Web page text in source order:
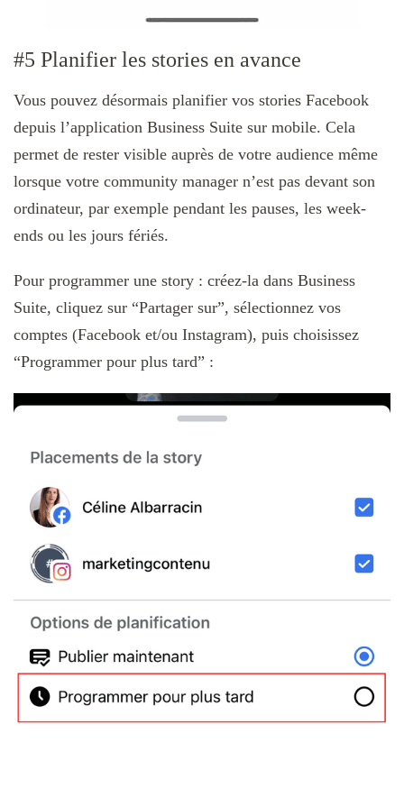
#5 Planifier les stories en avance
Vous pouvez désormais planifier vos stories Facebook
depuis l’application Business Suite sur mobile. Cela
permet de rester visible auprès de votre audience même
lorsque votre community manager n’est pas devant son
ordinateur, par exemple pendant les pauses, les week-
ends ou les jours fériés.
Pour programmer une story : créez-la dans Business
Suite, cliquez sur “Partager sur”, sélectionnez vos
comptes (Facebook et/ou Instagram), puis choisissez
“Programmer pour plus tard” :